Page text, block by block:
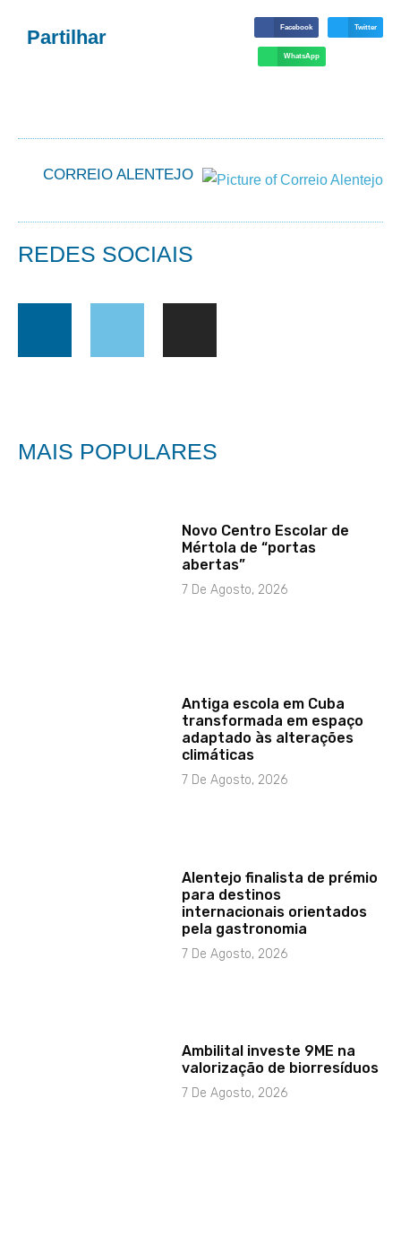
Partilhar Facebook Twitter
WhatsApp
CORREIO ALENTEJO
REDES SOCIAIS
MAIS POPULARES
Novo Centro Escolar de
Mértola de “portas
abertas”
7 De Agosto, 2026
Antiga escola em Cuba
transformada em espaço
adaptado às alterações
climáticas
7 De Agosto, 2026
Alentejo finalista de prémio
para destinos
internacionais orientados
pela gastronomia
7 De Agosto, 2026
Ambilital investe 9ME na
valorização de biorresíduos
7 De Agosto, 2026